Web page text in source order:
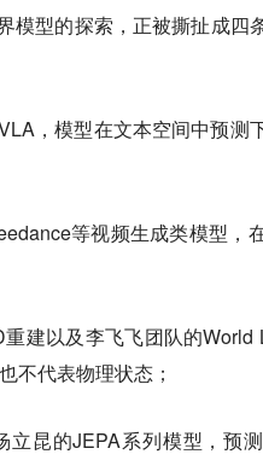
模型的探索，正被撕扯成四
，模型在文本空间中预测
等视频生成类模型，
建以及李飞飞团队的World
不代表物理状态；
立昆的JEPA系列模型，预